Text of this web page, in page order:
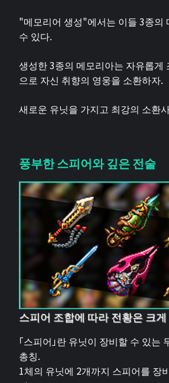
"메모리어 생성"에서는 이들 3종의
수 있다.
생성한 3종의 메모리아는 자유롭게
으로 자신 취향의 영웅을 소환하자.
새로운 유닛을 가지고 최강의 소환
풍부한 스피어와 깊은 전술
스피어 조합에 따라 전황은 크
「스피어」란 유닛이 장비할 수 있는
총칭.
1체의 유닛에 2개까지 스피어를 장